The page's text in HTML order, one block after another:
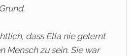
dass Ella nie gelernt
Mensch zu sein. Sie war